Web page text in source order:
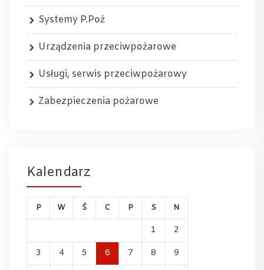
Systemy P.Poż
Urządzenia przeciwpożarowe
Usługi, serwis przeciwpożarowy
Zabezpieczenia pożarowe
Kalendarz
P W Ś C P S N
1 2
3 4 5 6 7 8 9